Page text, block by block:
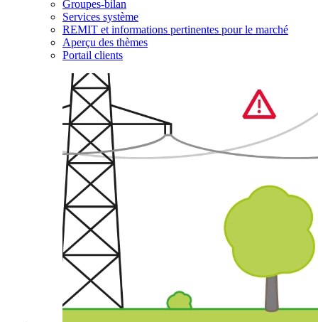
Groupes-bilan
Services système
REMIT et informations pertinentes pour le marché
Aperçu des thèmes
Portail clients